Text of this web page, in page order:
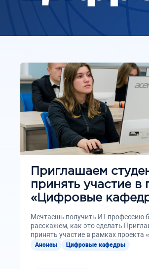
Приглашаем
принять участие в проекте
«Цифровые
Мечтаешь получить ИТ-профессию
расскажем, как это сделать
принять участие в рамках
кафедры».Это...
Анонсы Цифровые кафедры